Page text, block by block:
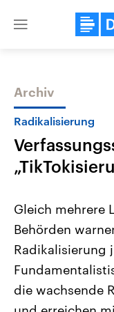
Close
Themen
Landtagswahl
2026
Alle Informationen
Sachsen-Anhalt
September 2026
Landtag. Seit 2021
Bundesland von
Archiv
Radikalisierung
Gleich mehrere
Behörden
Radikalisierung
die wachsende